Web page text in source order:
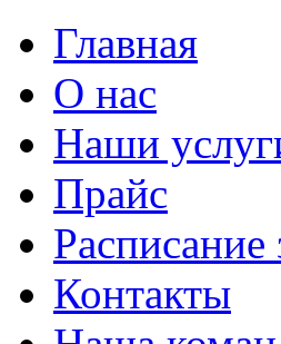
Главная
О нас
Наши
Прайс
Расписание
Контакты